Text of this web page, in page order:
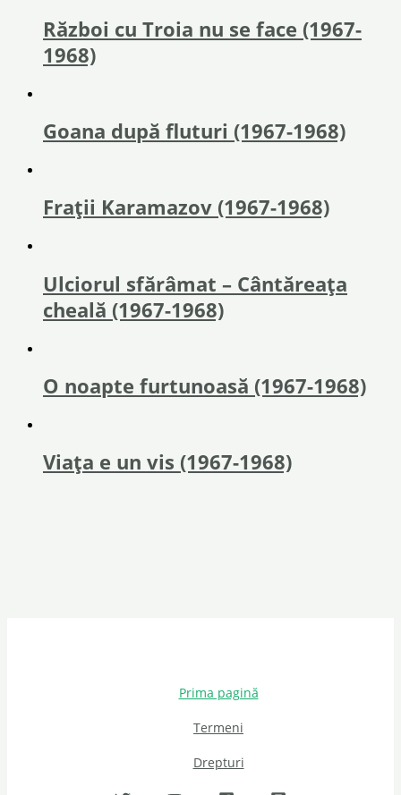
Război cu Troia nu se face (1967-
1968)
Goana după fluturi (1967-1968)
Fraţii Karamazov (1967-1968)
Ulciorul sfărâmat – Cântăreața
cheală (1967-1968)
O noapte furtunoasă (1967-1968)
Viața e un vis (1967-1968)
Prima pagină
Termeni
Drepturi